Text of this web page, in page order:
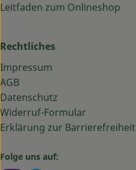
Leitfaden zum Onlineshop
Rechtliches
Impressum
AGB
Datenschutz
Widerruf-Formular
Erklärung zur Barrierefreiheit
Folge uns auf: